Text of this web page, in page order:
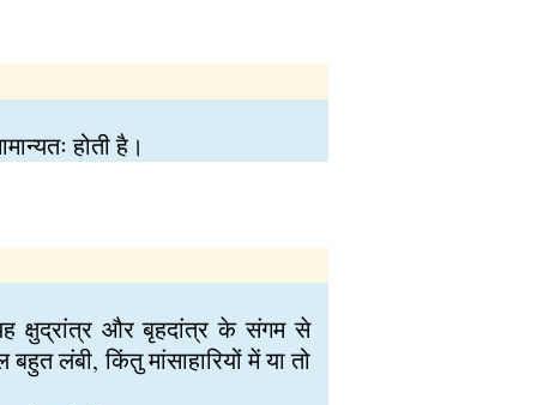
होती है।
क्षुद्रांत्र और बृहदांत्र के संगम से
लंबी, किंतु मांसाहारियों में या तो